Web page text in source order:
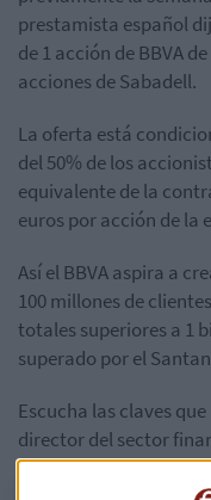
prestamista español
de 1 acción de BBVA
acciones de Sabadell.
La oferta está
del 50% de los
equivalente de la
euros por acción de la
Así el BBVA aspira a
100 millones de
totales superiores a 1
superado por el
Escucha las claves
director del sector